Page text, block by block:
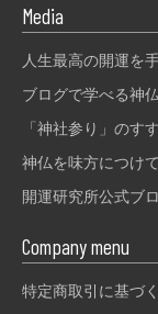
Media
人生最高の開運を
ブログで学べる神
「神社参り」のす
神仏を味方につけ
開運研究所公式ブ
Company menu
特定商取引に基づ